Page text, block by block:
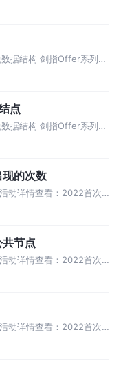
长文解说数据结构 剑指
据结构 剑指Offer系列
求该树的深度。从根结点
点
据结构 剑指Offer系列
二叉搜索树，请找出其
的次数
动详情查看：2022首次
字长文解说数据结构
节点
动详情查看：2022首次
字长文解说数据结构
动详情查看：2022首次
字长文解说数据结构 51.